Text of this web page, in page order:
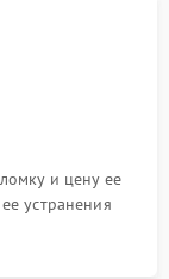
и цену ее
устранения